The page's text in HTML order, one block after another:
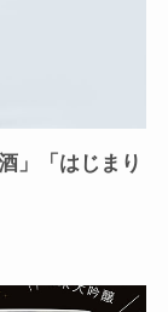
」「はじまり